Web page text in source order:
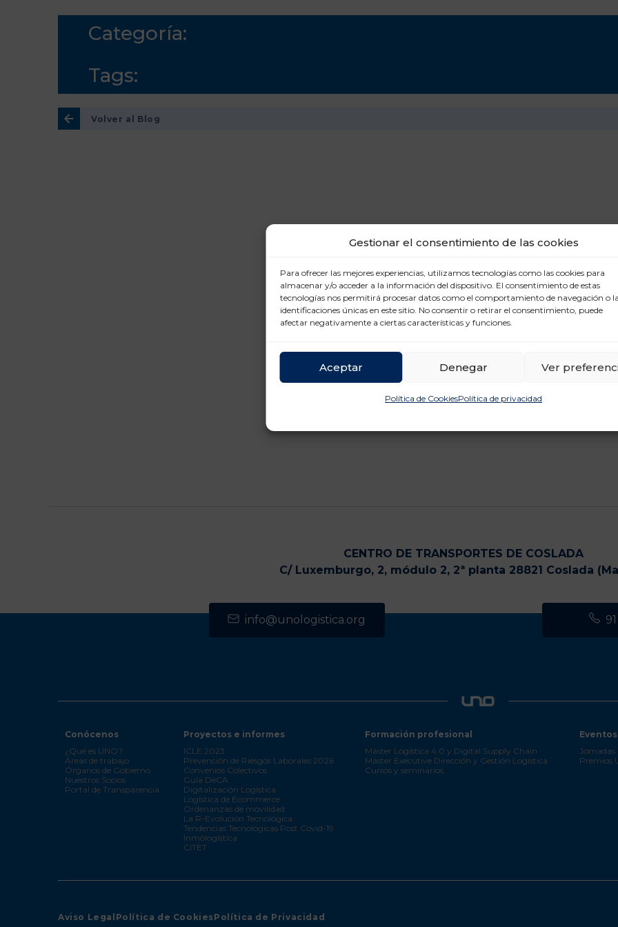
Gestionar el consentimiento de las cookies
Para ofrecer las mejores experiencias, utilizamos tecnologías como las cookies para
almacenar y/o acceder a la información del dispositivo. El consentimiento de estas
tecnologías nos permitirá procesar datos como el comportamiento de navegación o
identificaciones únicas en este sitio. No consentir o retirar el consentimiento, puede
afectar negativamente a ciertas características y funciones.
Aceptar Denegar Ver
Política de CookiesPolítica de privacidad
Categoría:
Tags:
Volver al Blog
CENTRO DE TRANSPORTES DE COSLADA
C/ Luxemburgo, 2, módulo 2, 2ª planta 28821 Coslada
info@unologistica.org
Conócenos
¿Qué es UNO?
Áreas de trabajo
Órganos de Gobierno
Nuestros Socios
Portal de Transparencia
Proyectos e informes
ICLE 2023
Prevención de Riesgos Laborales 2026
Convenios Colectivos
Guía DeCA
Digitalización Logística
Logística de Ecommerce
Ordenanzas de movilidad
La R-Evolución Tecnológica
Tendencias Tecnológicas Post Covid-19
Inmologística
CITET
Formación profesional
Máster Logística 4.0 y Digital Supply Chain
Máster Executive Dirección y Gestión Logística
Cursos y seminarios
Eventos
Jornadas
Premios
Aviso Legal Política de CookiesPolítica de Privacidad